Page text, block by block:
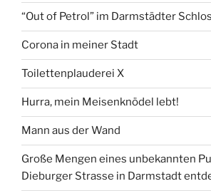
“Out of Petrol” im Darmstädter
Corona in meiner Stadt
Toilettenplauderei X
Hurra, mein Meisenknödel lebt!
Mann aus der Wand
Große Mengen eines unbekannten
Dieburger Strasse in Darmstadt